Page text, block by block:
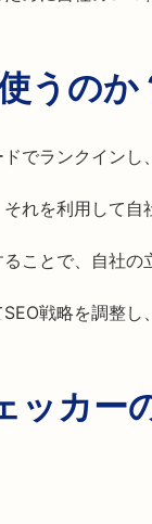
うのか
でランクインし
れを利用して自
ことで、自社の
戦略を調整し
ッカー